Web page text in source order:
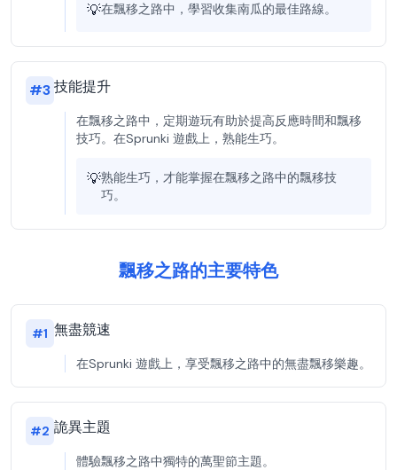
💡在飄移之路中，學習收集南瓜的最佳路線。
#3技能提升
在飄移之路中，定期遊玩有助於提高反應時間和飄移
技巧。在Sprunki 遊戲上，熟能生巧。
💡熟能生巧，才能掌握在飄移之路中的飄移技
巧。
飄移之路的主要特色
#1 無盡競速
在Sprunki 遊戲上，享受飄移之路中的無盡飄移樂趣。
#2 詭異主題
體驗飄移之路中獨特的萬聖節主題。